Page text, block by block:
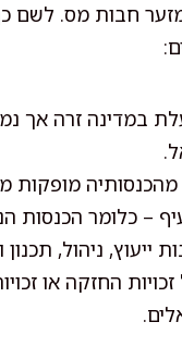
חבות מס. לשם
במדינה זרה אך
מהכנסותיה
– כלומר הכנסות
ייעוץ, ניהול, תכנון
זכויות החזקה או